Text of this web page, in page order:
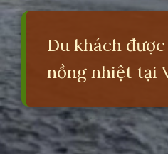
Du khách
nồng nhiệt tại